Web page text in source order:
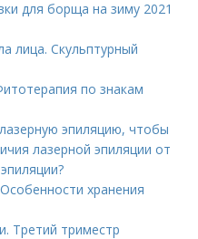
для борща на зиму 2021
лица. Скульптурный
по знакам
эпиляцию, чтобы
лазерной эпиляции от
хранения
Третий триместр